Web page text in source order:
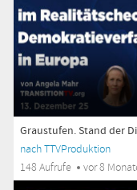
Graustufen. Stand der
nach TTVProduktion
148 Aufrufe
vor 8